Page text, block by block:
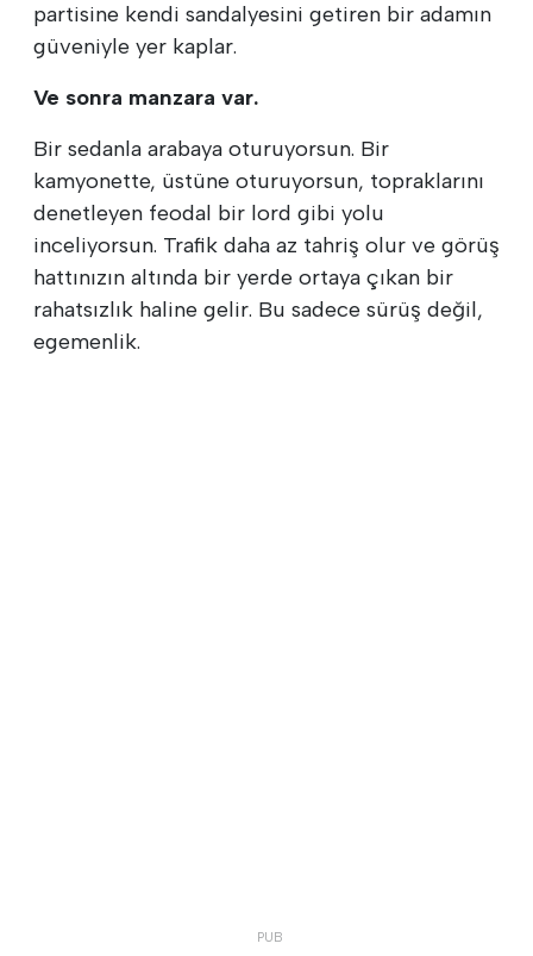
partisine kendi sandalyesini getiren bir adamın
güveniyle yer kaplar.
Ve sonra manzara var.
Bir sedanla arabaya oturuyorsun. Bir
kamyonette, üstüne oturuyorsun, topraklarını
denetleyen feodal bir lord gibi yolu
inceliyorsun. Trafik daha az tahriş olur ve görüş
hattınızın altında bir yerde ortaya çıkan bir
rahatsızlık haline gelir. Bu sadece sürüş değil,
egemenlik.